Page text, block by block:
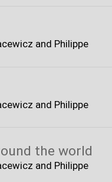
and Philippe
and Philippe
the world
and Philippe